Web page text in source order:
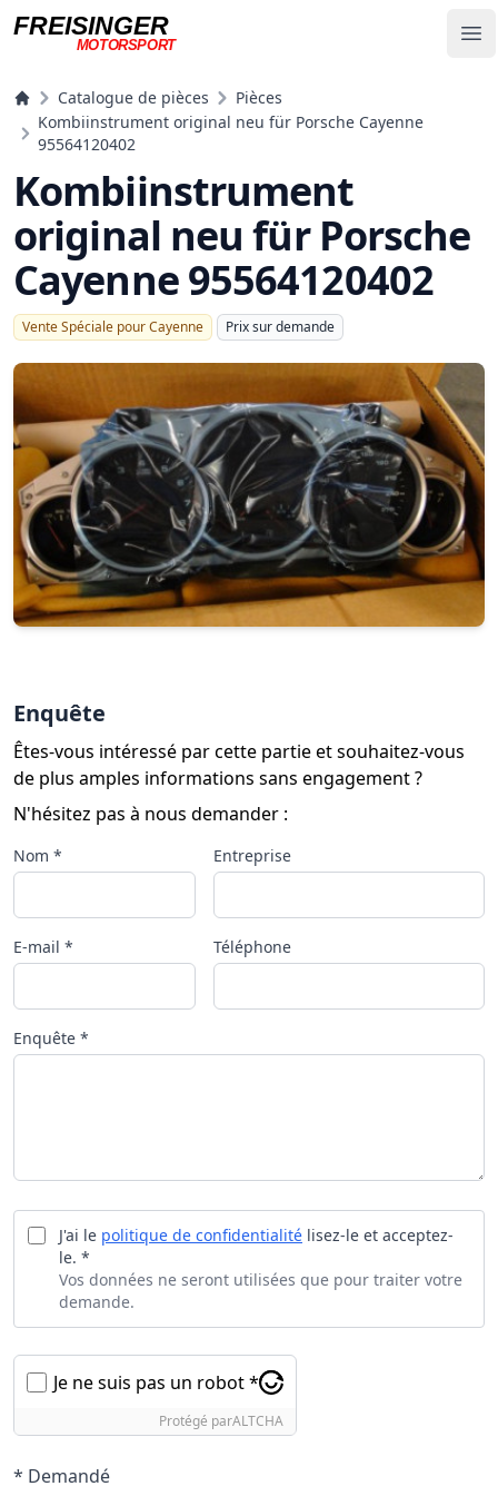
FREISINGER
MOTORSPORT
Catalogue de pièces
Pièces
Kombiinstrument original neu für Porsche Cayenne
95564120402
Kombiinstrument
original neu für Porsche
Cayenne 95564120402
Vente Spéciale pour Cayenne Prix ​​sur demande
Enquête
Êtes-vous intéressé par cette partie et souhaitez-vous
de plus amples informations sans engagement ?
N'hésitez pas à nous demander :
Nom * Entreprise
E-mail * Téléphone
Enquête *
J'ai le politique de confidentialité lisez-le et acceptez-
le. *
Vos données ne seront utilisées que pour traiter votre
demande.
Je ne suis pas un robot *
Protégé parALTCHA
* Demandé